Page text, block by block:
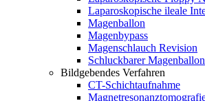
Laparoskopische ileale
Magenballon
Magenbypass
Magenschlauch Revision
Schluckbarer Magenballon
Bildgebendes Verfahren
CT-Schichtaufnahme